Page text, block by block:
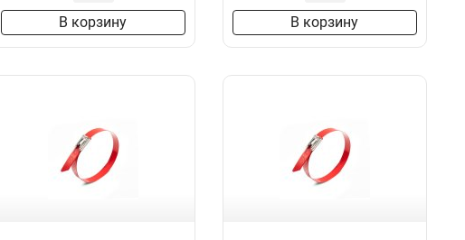
В корзину В корзину